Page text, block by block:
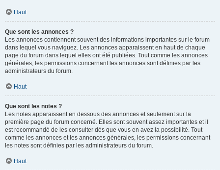
Haut
Que sont les annonces ?
Les annonces contiennent souvent des informations importantes sur le forum
dans lequel vous naviguez. Les annonces apparaissent en haut de chaque
page du forum dans lequel elles ont été publiées. Tout comme les annonces
générales, les permissions concernant les annonces sont définies par les
administrateurs du forum.
Haut
Que sont les notes ?
Les notes apparaissent en dessous des annonces et seulement sur la
première page du forum concerné. Elles sont souvent assez importantes et il
est recommandé de les consulter dès que vous en avez la possibilité. Tout
comme les annonces et les annonces générales, les permissions concernant
les notes sont définies par les administrateurs du forum.
Haut